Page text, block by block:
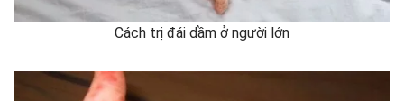
Cách trị đái dầm ở người lớn